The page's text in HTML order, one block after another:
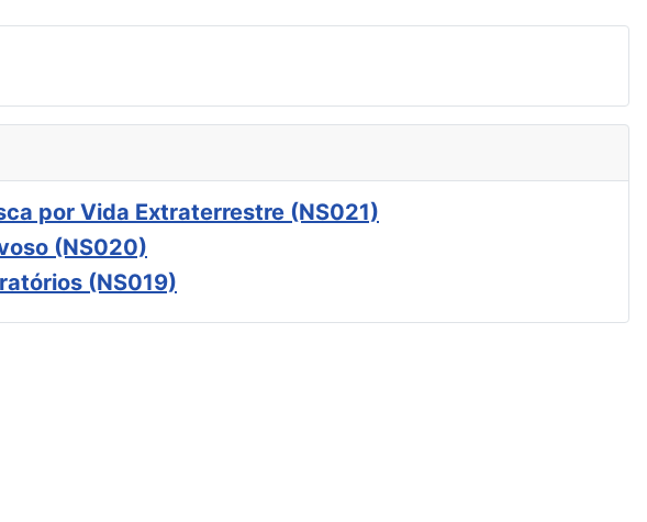
por Vida Extraterrestre (NS021)
(NS020)
(NS019)